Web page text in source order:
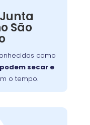
São
como
podem secar e
o tempo.
porta, nossa
lo com
no